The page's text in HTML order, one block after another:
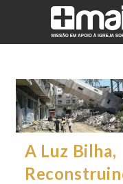
A Luz Bilha,